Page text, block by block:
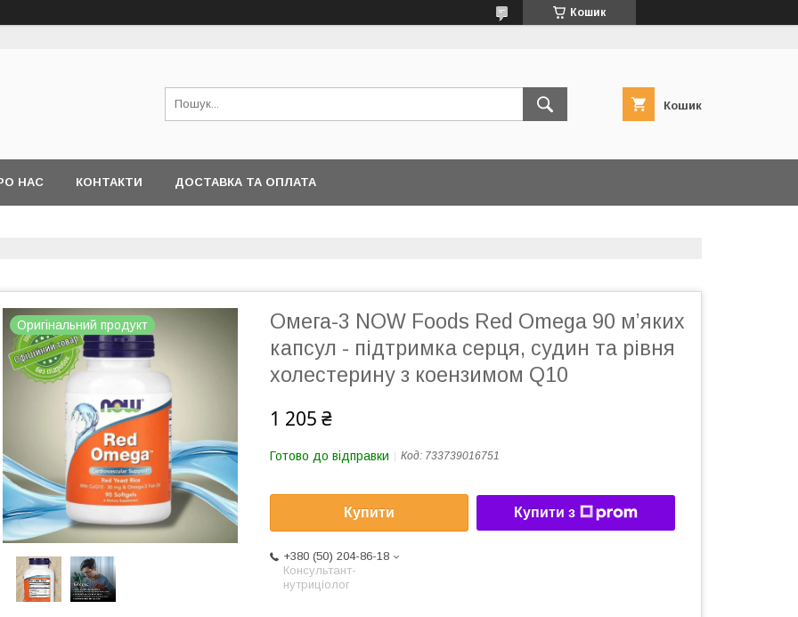
Кошик
Кошик
НАС КОНТАКТИ ДОСТАВКА ТА ОПЛАТА
Оригінальний продукт
Омега-3 NOW Foods Red Omega 90 м’яких
капсул - підтримка серця, судин та рівня
холестерину з коензимом Q10
1 205 ₴
Готово до відправки Код: 733739016751
Купити Купити з
+380 (50) 204-86-18
Консультант-
нутриціолог